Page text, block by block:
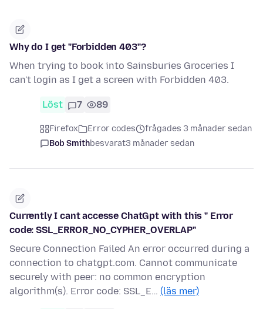
Why do I get "Forbidden 403"?
When trying to book into Sainsburies Groceries I
can't login as I get a screen with Forbidden 403.
Löst 7 89
Firefox Error codes
frågades 3 månader sedan
Bob Smithbesvarat3 månader sedan
Currently I cant accesse ChatGpt with this " Error
code: SSL_ERROR_NO_CYPHER_OVERLAP"
Secure Connection Failed An error occurred during a
connection to chatgpt.com. Cannot communicate
securely with peer: no common encryption
algorithm(s). Error code: SSL_E… (läs mer)